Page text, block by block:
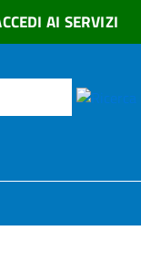
AI SERVIZI